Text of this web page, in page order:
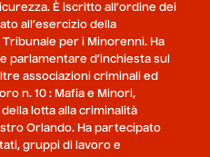
È iscritto all’ordine dei
all’esercizio della
per i Minorenni. Ha
parlamentare d’inchiesta sul
associazioni criminali ed
n. 10 : Mafia e Minori,
lotta alla criminalità
Orlando. Ha partecipato
gruppi di lavoro e